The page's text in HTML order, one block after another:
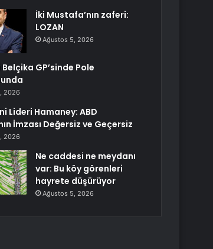
İki Mustafa’nın zaferi:
LOZAN
Ağustos 5, 2026
GP’sinde Pole
2026
Lideri Hamaney: ABD
İmzası Değersiz ve Geçersiz
2026
Ne caddesi ne meydanı
var: Bu köy görenleri
hayrete düşürüyor
Ağustos 5, 2026